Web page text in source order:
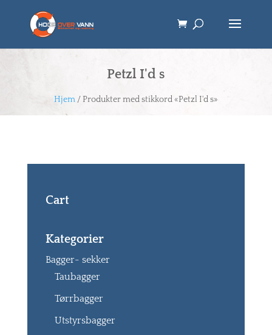
Petzl I'd s
Hjem/ Produkter med stikkord «Petzl I'd s»
Cart
Kategorier
Bagger- sekker
Taubagger
Tørrbagger
Utstyrsbagger